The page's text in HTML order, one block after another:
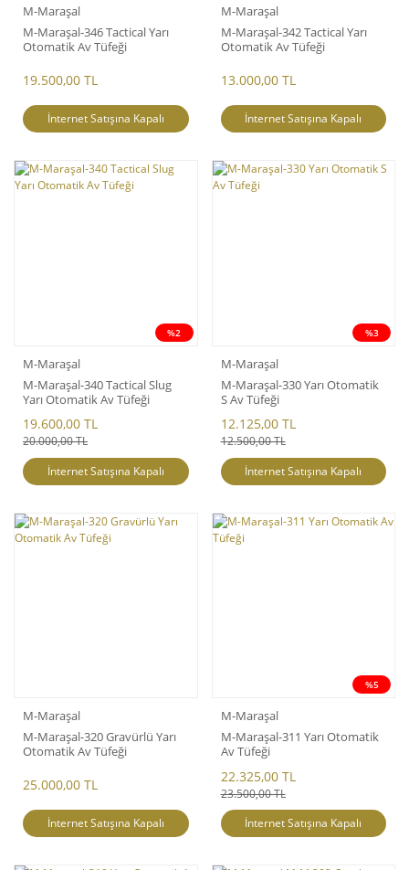
M-Maraşal
M-Maraşal-346 Tactical Yarı
Otomatik Av Tüfeği
19.500,00 TL
İnternet Satışına Kapalı
M-Maraşal
M-Maraşal-342 Tactical Yarı
Otomatik Av Tüfeği
13.000,00 TL
İnternet Satışına Kapalı
%2
M-Maraşal
M-Maraşal-340 Tactical Slug
Yarı Otomatik Av Tüfeği
19.600,00 TL
20.000,00 TL
İnternet Satışına Kapalı
%3
M-Maraşal
M-Maraşal-330 Yarı Otomatik
S Av Tüfeği
12.125,00 TL
12.500,00 TL
İnternet Satışına Kapalı
M-Maraşal
M-Maraşal-320 Gravürlü Yarı
Otomatik Av Tüfeği
25.000,00 TL
İnternet Satışına Kapalı
%5
M-Maraşal
M-Maraşal-311 Yarı Otomatik
Av Tüfeği
22.325,00 TL
23.500,00 TL
İnternet Satışına Kapalı